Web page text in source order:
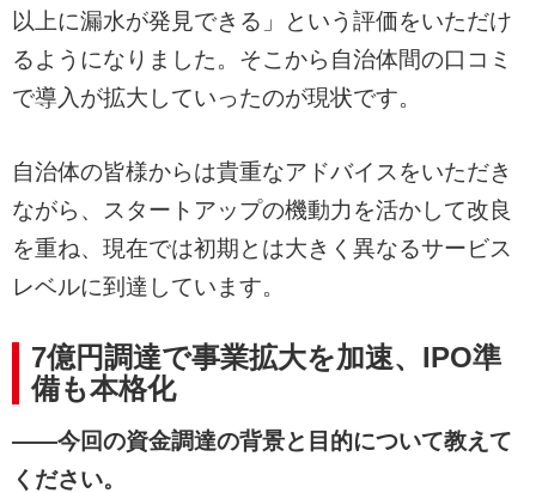
以上に漏水が発見できる」という評価をいただけ
るようになりました。そこから自治体間の口コミ
で導入が拡大していったのが現状です。
自治体の皆様からは貴重なアドバイスをいただき
ながら、スタートアップの機動力を活かして改良
を重ね、現在では初期とは大きく異なるサービス
レベルに到達しています。
7億円調達で事業拡大を加速、IPO準
備も本格化
——今回の資金調達の背景と目的について教えて
ください。